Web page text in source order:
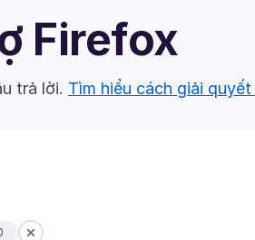
Firefox
trả lời. Tìm hiểu cách giải quyết